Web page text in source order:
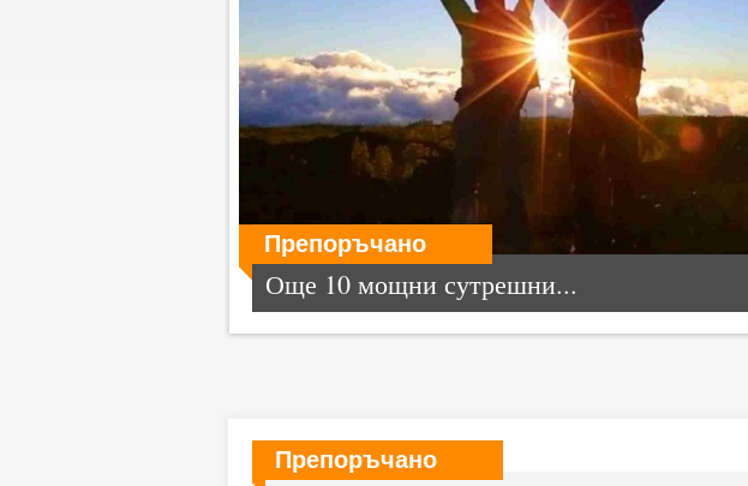
Препоръчано
Още 10 мощни сутрешни...
Препоръчано